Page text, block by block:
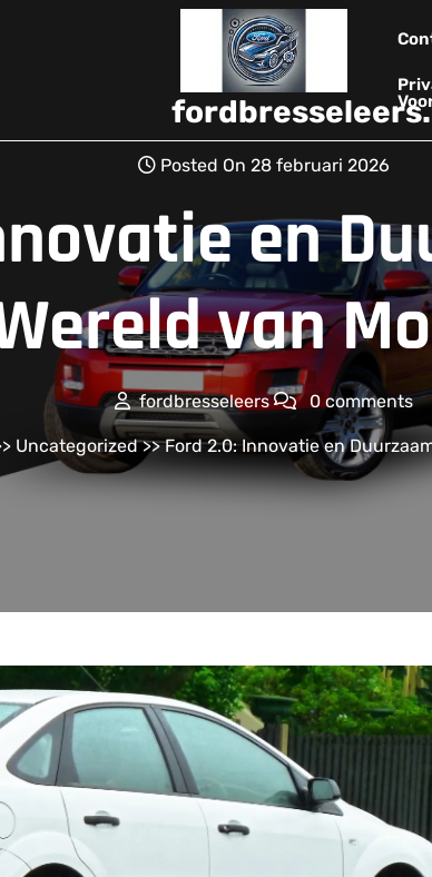
Posted On 28 februari 2026
en
van
fordbresseleers 0 comments
Uncategorized>> Ford 2.0: Innovatie en